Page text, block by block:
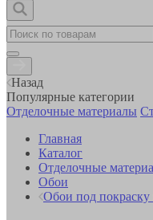
Назад
Популярные категории
Отделочные материалы
Главная
Каталог
Отделочные
Обои
Обои под покраску